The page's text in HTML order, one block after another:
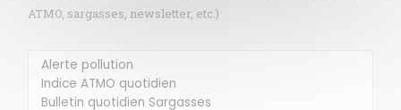
ATMO, sargasses, newsletter, etc.)
Membre de Agréé par